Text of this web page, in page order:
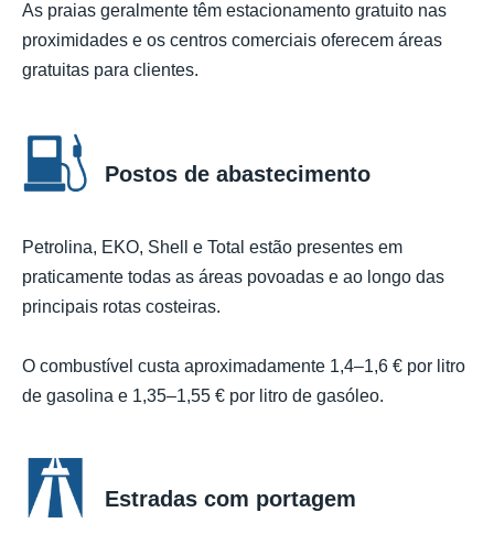
As praias geralmente têm estacionamento gratuito nas
proximidades e os centros comerciais oferecem áreas
gratuitas para clientes.
Postos de abastecimento
Petrolina, EKO, Shell e Total estão presentes em
praticamente todas as áreas povoadas e ao longo das
principais rotas costeiras.
O combustível custa aproximadamente 1,4–1,6 € por litro
de gasolina e 1,35–1,55 € por litro de gasóleo.
Estradas com portagem